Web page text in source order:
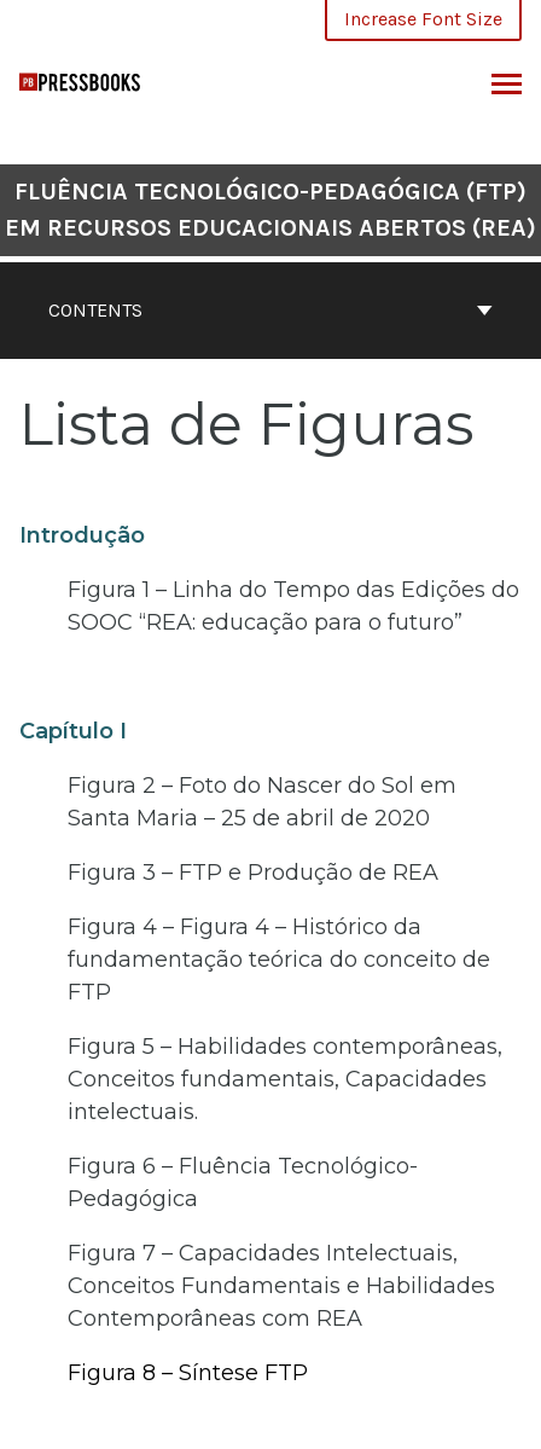
content
Increase Font Size
CONTENTS
FLUÊNCIA TECNOLÓGICO-PEDAGÓGICA (FTP)
EM RECURSOS EDUCACIONAIS ABERTOS (REA)
Lista de Figuras
Introdução
Figura 1 – Linha do Tempo das Edições do
SOOC “REA: educação para o futuro”
Capítulo I
Figura 2 – Foto do Nascer do Sol em
Santa Maria – 25 de abril de 2020
Figura 3 – FTP e Produção de REA
Figura 4 – Figura 4 – Histórico da
fundamentação teórica do conceito de
FTP
Figura 5 – Habilidades contemporâneas,
Conceitos fundamentais, Capacidades
intelectuais.
Figura 6 – Fluência Tecnológico-
Pedagógica
Figura 7 – Capacidades Intelectuais,
Conceitos Fundamentais e Habilidades
Contemporâneas com REA
Figura 8 – Síntese FTP